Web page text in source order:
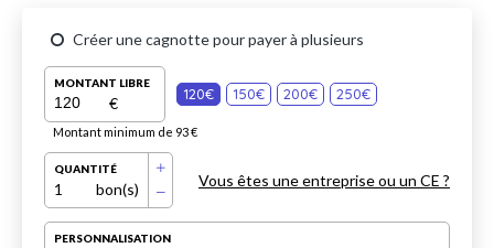
Créer une cagnotte pour payer à plusieurs
MONTANT LIBRE
€ 120€ 150€ 200€ 250€
Montant minimum de 93 €
QUANTITÉ
1 bon(s) Vous êtes une entreprise ou un CE ?
PERSONNALISATION